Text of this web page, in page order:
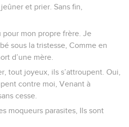
et prier. Sans fin,
pour mon propre frère. Je
sous la tristesse, Comme en
d’une mère.
tout joyeux, ils s’attroupent. Oui,
contre moi, Venant à
cesse.
moqueurs parasites, Ils sont